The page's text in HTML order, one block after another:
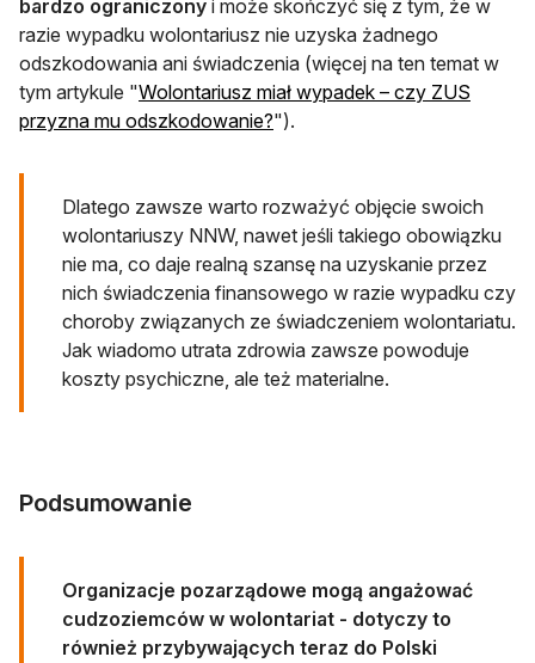
bardzo ograniczony i może skończyć się z tym, że w
razie wypadku wolontariusz nie uzyska żadnego
odszkodowania ani świadczenia (więcej na ten temat w
tym artykule "Wolontariusz miał wypadek – czy ZUS
przyzna mu odszkodowanie?").
Dlatego zawsze warto rozważyć objęcie swoich
wolontariuszy NNW, nawet jeśli takiego obowiązku
nie ma, co daje realną szansę na uzyskanie przez
nich świadczenia finansowego w razie wypadku czy
choroby związanych ze świadczeniem wolontariatu.
Jak wiadomo utrata zdrowia zawsze powoduje
koszty psychiczne, ale też materialne.
Podsumowanie
Organizacje pozarządowe mogą angażować
cudzoziemców w wolontariat - dotyczy to
również przybywających teraz do Polski